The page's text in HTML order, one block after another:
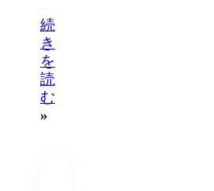
続
き
を
読
む
»